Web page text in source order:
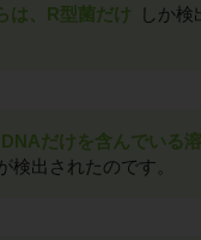
は、R型菌だけ
しか検
DNAだけを含んでいる
検出されたのです。